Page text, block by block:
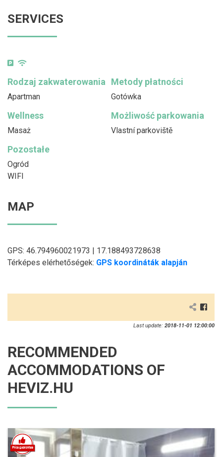
SERVICES
Rodzaj zakwaterowania
Apartman
Metody płatności
Gotówka
Wellness
Masaż
Możliwość parkowania
Vlastní parkoviště
Pozostałe
Ogród
WIFI
MAP
GPS: 46.794960021973 | 17.188493728638
Térképes elérhetőségek: GPS koordináták alapján
Last update: 2018-11-01 12:00:00
RECOMMENDED
ACCOMMODATIONS OF
HEVIZ.HU